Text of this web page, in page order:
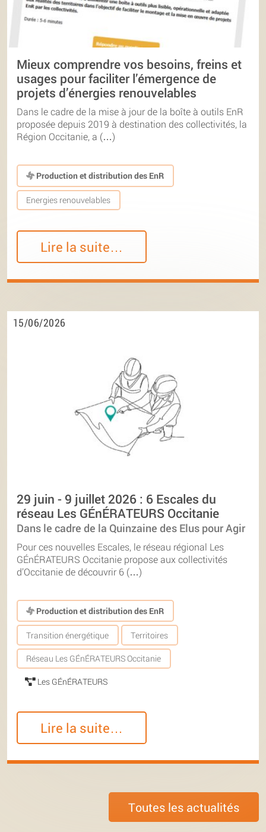
Mieux comprendre vos besoins, freins et
usages pour faciliter l’émergence de
projets d’énergies renouvelables
Dans le cadre de la mise à jour de la boîte à outils EnR
proposée depuis 2019 à destination des collectivités, la
Région Occitanie, a (…)
Production et distribution des EnR
Energies renouvelables
Lire la suite…
15/06/2026
29 juin - 9 juillet 2026 : 6 Escales du
réseau Les GÉnÉRATEURS Occitanie
Dans le cadre de la Quinzaine des Elus pour Agir
Pour ces nouvelles Escales, le réseau régional Les
GÉnÉRATEURS Occitanie propose aux collectivités
d’Occitanie de découvrir 6 (…)
Production et distribution des EnR
Transition énergétique Territoires
Réseau Les GÉnÉRATEURS Occitanie
Les GÉnÉRATEURS
Lire la suite…
Toutes les actualités